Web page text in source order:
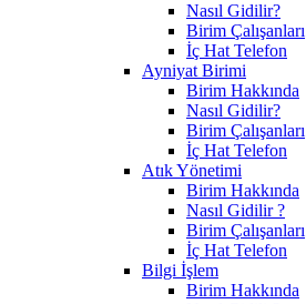
Nasıl Gidilir?
Birim Çalışanları
İç Hat Telefon
Ayniyat Birimi
Birim Hakkında
Nasıl Gidilir?
Birim Çalışanları
İç Hat Telefon
Atık Yönetimi
Birim Hakkında
Nasıl Gidilir ?
Birim Çalışanları
İç Hat Telefon
Bilgi İşlem
Birim Hakkında